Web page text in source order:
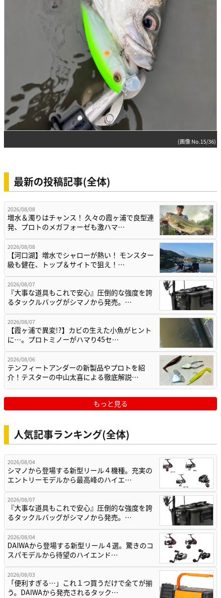
(画像 No.15/36)
最新の投稿記事(全体)
2026/08/08
増水＆濁りはチャンス！ 久々の霞ヶ浦で良型連
発、プロトのメガフォーゼも激ハマ…
2026/08/08
【河口湖】増水でシャローが熱い！ モンスター
級も健在、トップ＆サイトで狙え！…
2026/08/07
『大事な道具もこれで安心』圧倒的な強度を誇
るタックルバッグがシマノから発売。…
2026/08/07
【霞ヶ浦で異変!?】カビの生えた小魚がヒント
に…。プロトミノーがハマり45セ…
2026/08/06
テンフィートアンダーの新製品やプロトを紹
介！テスターの中山太喜による徹底解説…
もっと見る
人気記事ランキング(全体)
2026/08/04
シマノから登場する新型リール４機種。充実の
エントリーモデルから最高峰のハイエ…
2026/08/07
『大事な道具もこれで安心』圧倒的な強度を誇
るタックルバッグがシマノから発売。…
2026/08/04
DAIWAから登場する新型リール４選。驚きのコ
スパモデルから待望のハイエンド…
2026/08/03
「便利すぎる…」これ１つ買うだけで全てが揃
う。DAIWAから発売されるタック…